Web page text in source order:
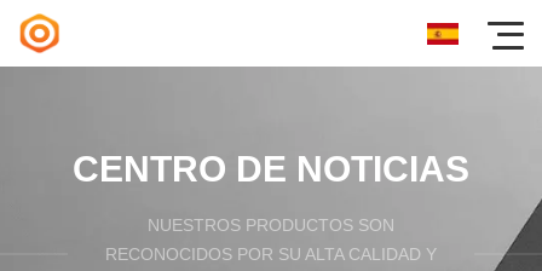
CENTRO DE NOTICIAS
NUESTROS PRODUCTOS SON
RECONOCIDOS POR SU ALTA CALIDAD Y